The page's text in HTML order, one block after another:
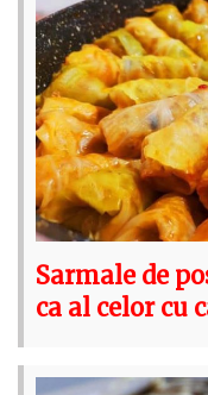
Sarmale de
ca al celor cu